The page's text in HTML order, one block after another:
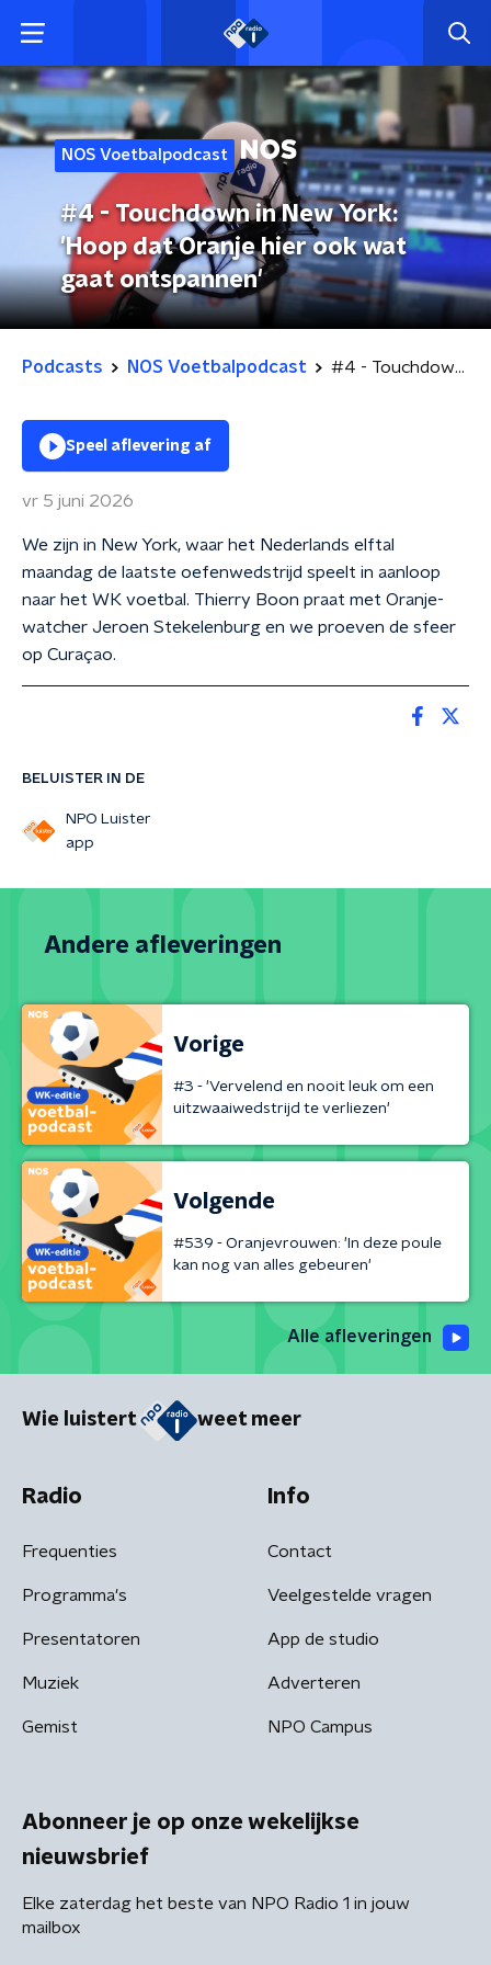
NOS Voetbalpodcast
#4 - Touchdown in New York:
'Hoop dat Oranje hier ook wat
gaat ontspannen'
Podcasts NOS Voetbalpodcast #4 - Touchdown in New York: 'Hoop dat Oranje hier ook wat gaat ontspannen'
BELUISTER IN DE
NPO Luister
app
Speel aflevering af
vr 5 juni 2026
We zijn in New York, waar het Nederlands elftal
maandag de laatste oefenwedstrijd speelt in aanloop
naar het WK voetbal. Thierry Boon praat met Oranje-
watcher Jeroen Stekelenburg en we proeven de sfeer
op Curaçao.
Andere afleveringen
Vorige
#3 - 'Vervelend en nooit leuk om een
uitzwaaiwedstrijd te verliezen'
Volgende
#539 - Oranjevrouwen: 'In deze poule
kan nog van alles gebeuren'
Alle afleveringen
Wie luistert weet meer
Radio
Frequenties
Programma's
Presentatoren
Muziek
Gemist
Info
Contact
Veelgestelde vragen
App de studio
Adverteren
NPO Campus
Abonneer je op onze wekelijkse
nieuwsbrief
Elke zaterdag het beste van NPO Radio 1 in jouw
mailbox